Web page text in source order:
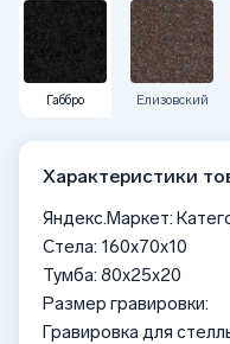
Габбро Елизовский
Характеристики
Яндекс.Маркет:
Стела: 160x70x10
Тумба: 80x25x20
Размер гравировки:
Гравировка для